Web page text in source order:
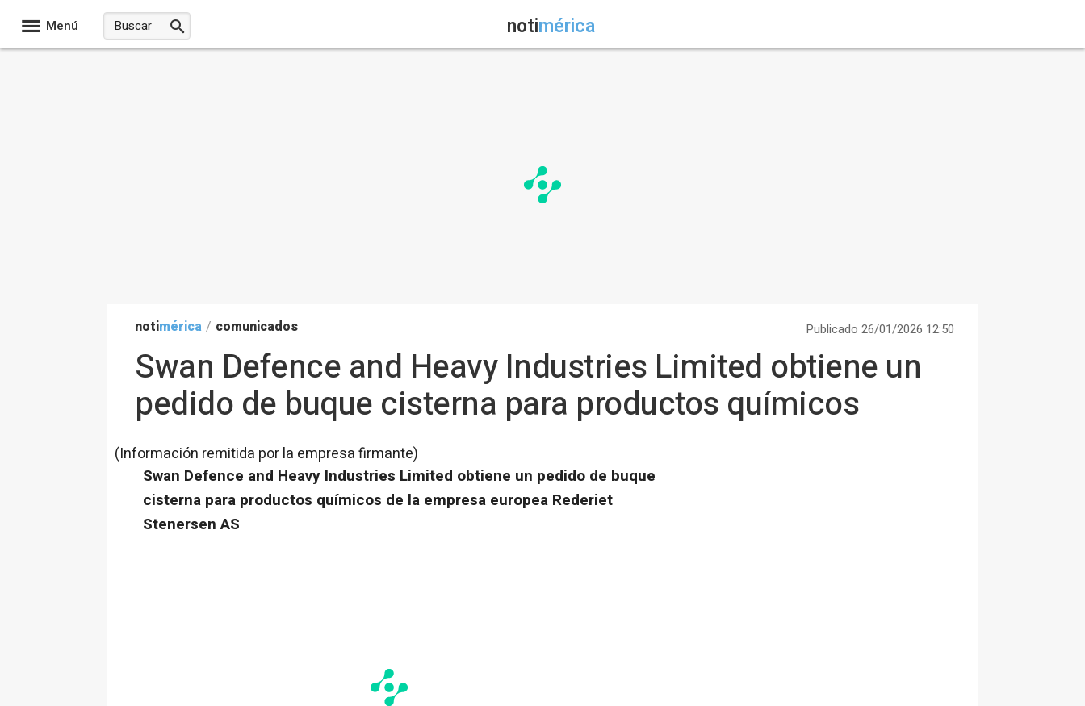
Menú notimérica
notimérica / comunicados Publicado 26/01/2026 12:50
Swan Defence and Heavy Industries Limited obtiene un
pedido de buque cisterna para productos químicos
(Información remitida por la empresa firmante)
Swan Defence and Heavy Industries Limited obtiene un pedido de buque
cisterna para productos químicos de la empresa europea Rederiet
Stenersen AS